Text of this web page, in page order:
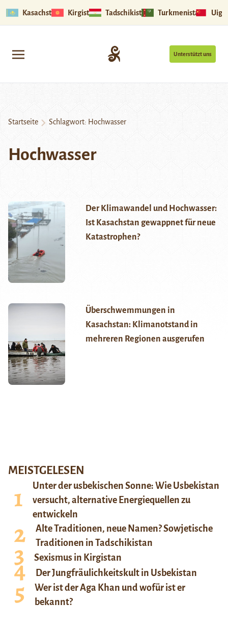
Kasachstan Kirgistan Tadschikistan Turkmenistan
Unterstützt uns
Startseite Schlagwort: Hochwasser
Hochwasser
Der Klimawandel und Hochwasser:
Ist Kasachstan gewappnet für neue
Katastrophen?
Überschwemmungen in
Kasachstan: Klimanotstand in
mehreren Regionen ausgerufen
MEISTGELESEN
Unter der usbekischen Sonne: Wie Usbekistan
versucht, alternative Energiequellen zu
entwickeln
Alte Traditionen, neue Namen? Sowjetische
Traditionen in Tadschikistan
Sexismus in Kirgistan
Der Jungfräulichkeitskult in Usbekistan
Wer ist der Aga Khan und wofür ist er
bekannt?